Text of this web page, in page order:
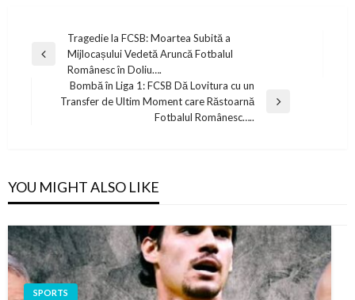
navigation
Previous
Tragedie la FCSB: Moartea Subită a
Mijlocașului Vedetă Aruncă Fotbalul
Românesc în Doliu….
Next
Bombă în Liga 1: FCSB Dă Lovitura cu un
Transfer de Ultim Moment care Răstoarnă
Fotbalul Românesc…..
YOU MIGHT ALSO LIKE
SPORTS